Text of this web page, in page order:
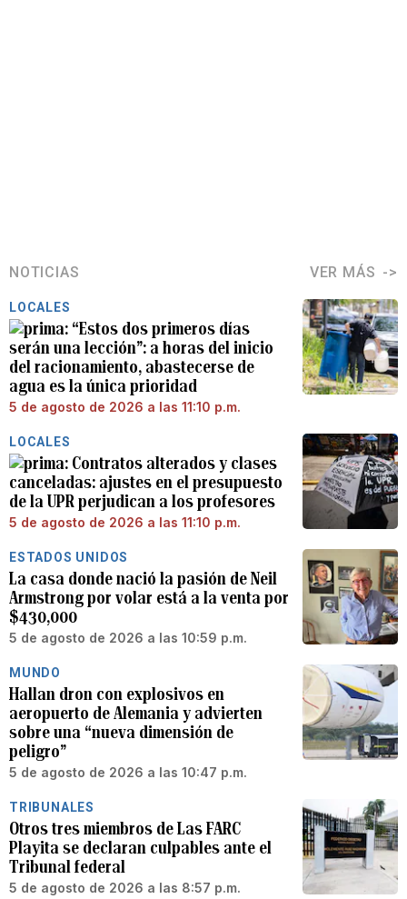
NOTICIAS VER MÁS
LOCALES
“Estos dos primeros días
serán una lección”: a horas del inicio
del racionamiento, abastecerse de
agua es la única prioridad
5 de agosto de 2026 a las 11:10 p.m.
LOCALES
Contratos alterados y clases
canceladas: ajustes en el presupuesto
de la UPR perjudican a los profesores
5 de agosto de 2026 a las 11:10 p.m.
ESTADOS UNIDOS
La casa donde nació la pasión de Neil
Armstrong por volar está a la venta por
$430,000
5 de agosto de 2026 a las 10:59 p.m.
MUNDO
Hallan dron con explosivos en
aeropuerto de Alemania y advierten
sobre una “nueva dimensión de
peligro”
5 de agosto de 2026 a las 10:47 p.m.
TRIBUNALES
Otros tres miembros de Las FARC
Playita se declaran culpables ante el
Tribunal federal
5 de agosto de 2026 a las 8:57 p.m.